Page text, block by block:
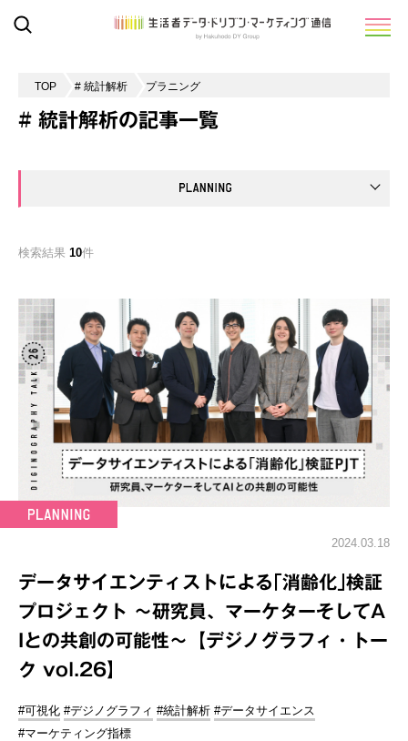
TOP # 統計解析 プラニング
# 統計解析の記事一覧
検索結果 10件
2024.03.18
データサイエンティストによる｢消齢化｣検証
プロジェクト ～研究員、マーケターそしてA
Iとの共創の可能性～【デジノグラフィ・トー
ク vol.26】
#可視化 #デジノグラフィ #統計解析 #データサイエンス
#マーケティング指標